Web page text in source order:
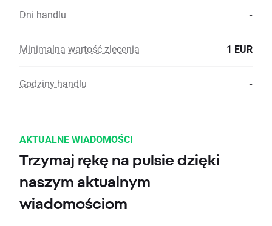
Dni handlu -
Minimalna wartość zlecenia 1 EUR
Godziny handlu -
AKTUALNE WIADOMOŚCI
Trzymaj rękę na pulsie dzięki
naszym aktualnym
wiadomościom